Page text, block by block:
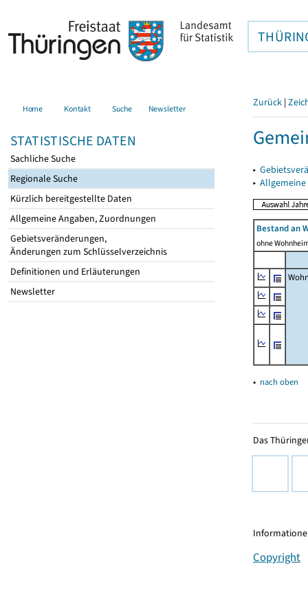
Home Kontakt Suche Newsletter
STATISTISCHE DATEN
Sachliche Suche
Regionale Suche
Kürzlich bereitgestellte Daten
Allgemeine Angaben, Zuordnungen
Gebietsveränderungen,
Änderungen zum Schlüsselverzeichnis
Definitionen und Erläuterungen
Newsletter
Zurück |
▸
▸
Bestand an
ohne
▴ nach oben
Das
Copyright